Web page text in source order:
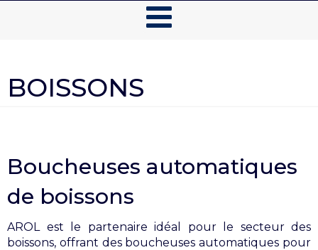
BOISSONS
Boucheuses automatiques
de boissons
AROL est le partenaire idéal pour le secteur des
boissons, offrant des boucheuses automatiques pour